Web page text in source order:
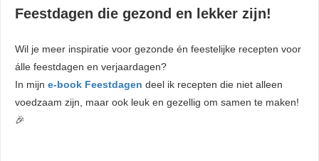
Feestdagen die gezond en lekker zijn!
Wil je meer inspiratie voor gezonde én feestelijke recepten voor
álle feestdagen en verjaardagen?
In mijn e-book Feestdagen deel ik recepten die niet alleen
voedzaam zijn, maar ook leuk en gezellig om samen te maken!
🎉